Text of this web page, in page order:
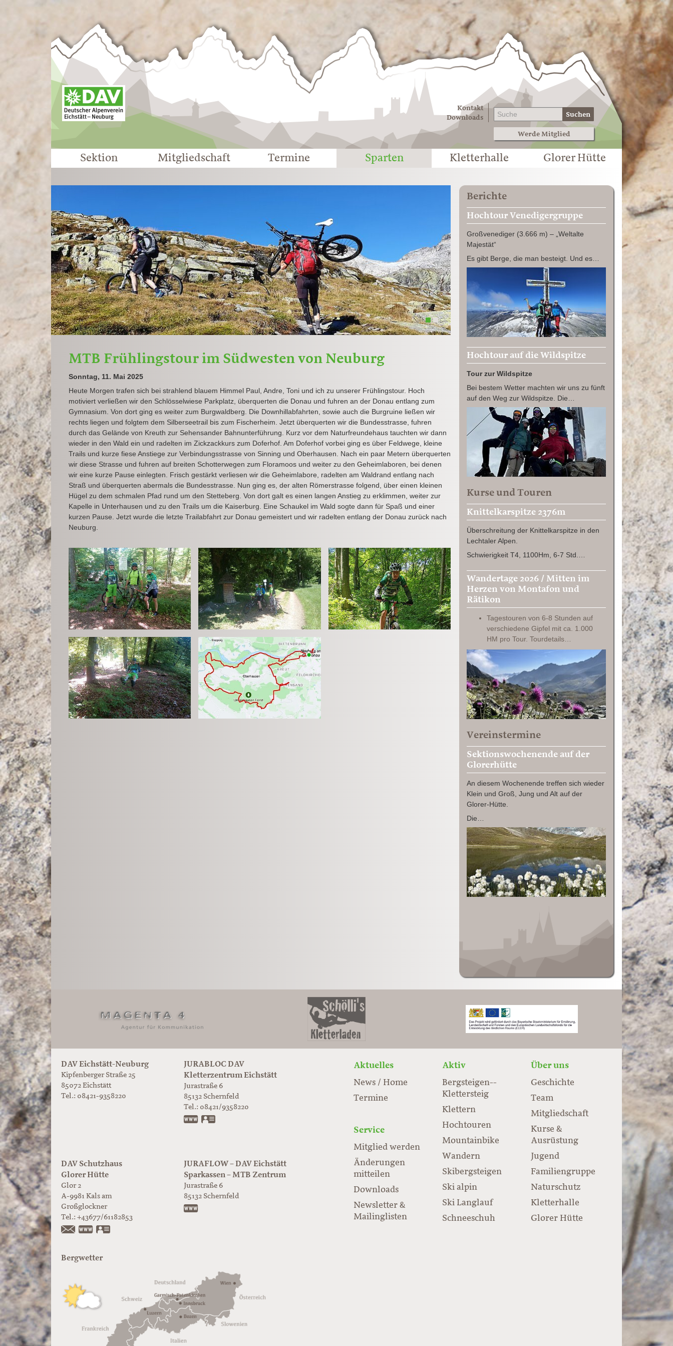
Sektion
Eichstätt
Kontakt
Downloads
Suchen
Werde Mitglied
Sektion Mitgliedschaft Termine Sparten Kletterhalle Glorer Hütte
1 2
MTB Frühlingstour im Südwesten von Neuburg
Sonntag, 11. Mai 2025
Heute Morgen trafen sich bei strahlend blauem Himmel Paul, Andre, Toni und ich zu unserer Frühlingstour. Hoch
motiviert verließen wir den Schlösselwiese Parkplatz, überquerten die Donau und fuhren an der Donau entlang zum
Gymnasium. Von dort ging es weiter zum Burgwaldberg. Die Downhillabfahrten, sowie auch die Burgruine ließen wir
rechts liegen und folgtem dem Silberseetrail bis zum Fischerheim. Jetzt überquerten wir die Bundesstrasse, fuhren
durch das Gelände von Kreuth zur Sehensander Bahnunterführung. Kurz vor dem Naturfreundehaus tauchten wir dann
wieder in den Wald ein und radelten im Zickzackkurs zum Doferhof. Am Doferhof vorbei ging es über Feldwege, kleine
Trails und kurze fiese Anstiege zur Verbindungsstrasse von Sinning und Oberhausen. Nach ein paar Metern überquerten
wir diese Strasse und fuhren auf breiten Schotterwegen zum Floramoos und weiter zu den Geheimlaboren, bei denen
wir eine kurze Pause einlegten. Frisch gestärkt verliesen wir die Geheimlabore, radelten am Waldrand entlang nach
Straß und überquerten abermals die Bundesstrasse. Nun ging es, der alten Römerstrasse folgend, über einen kleinen
Hügel zu dem schmalen Pfad rund um den Stetteberg. Von dort galt es einen langen Anstieg zu erklimmen, weiter zur
Kapelle in Unterhausen und zu den Trails um die Kaiserburg. Eine Schaukel im Wald sogte dann für Spaß und einer
kurzen Pause. Jetzt wurde die letzte Trailabfahrt zur Donau gemeistert und wir radelten entlang der Donau zurück nach
Neuburg.
Berichte
Hochtour Venedigergruppe
Großvenediger (3.666 m) – „Weltalte
Majestät“
Es gibt Berge, die man besteigt. Und es…
Hochtour auf die Wildspitze
Tour zur Wildspitze
Bei bestem Wetter machten wir uns zu fünft
auf den Weg zur Wildspitze. Die…
Kurse und Touren
Knittelkarspitze 2376m
Überschreitung der Knittelkarspitze in den
Lechtaler Alpen.
Schwierigkeit T4, 1100Hm, 6-7 Std.…
Wandertage 2026 / Mitten im
Herzen von Montafon und
Rätikon
Tagestouren von 6-8 Stunden auf
verschiedene Gipfel mit ca. 1.000
HM pro Tour. Tourdetails…
Vereinstermine
Sektionswochenende auf der
Glorerhütte
An diesem Wochenende treffen sich wieder
Klein und Groß, Jung und Alt auf der
Glorer-Hütte.
Die…
DAV Eichstätt-Neuburg
Kipfenberger Straße 25
85072 Eichstätt
Tel.: 08421-9358220
JURABLOC DAV
Kletterzentrum Eichstätt
Jurastraße 6
85132 Schernfeld
Tel.: 08421/9358220
www.jurabloc.de
DAV Schutzhaus
Glorer Hütte
Glor 2
A-9981 Kals am
Großglockner
Tel.: +43677/61182853
https://www.glorer-huette.at/
JURAFLOW – DAV Eichstätt
Sparkassen – MTB Zentrum
Jurastraße 6
85132 Schernfeld
Aktuelles
News / Home
Termine
Aktiv
Bergsteigen-­
Klettersteig
Klettern
Hochtouren
Mountainbike
Wandern
Skibergsteigen
Ski alpin
Ski Langlauf
Schneeschuh
Über uns
Geschichte
Team
Mitgliedschaft
Kurse &
Ausrüstung
Jugend
Familiengruppe
Naturschutz
Kletterhalle
Glorer Hütte
Service
Mitglied werden
Änderungen
mitteilen
Downloads
Newsletter &
Mailinglisten
Bergwetter